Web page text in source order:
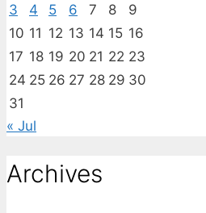
3
4 5 6 7 8
9
10 11 12 13 14 15 16
17 18 19 20 21 22 23
24 25 26 27 28 29 30
31
« Jul
Archives